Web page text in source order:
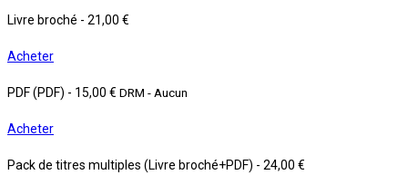
Livre broché - 21,00 €
Acheter
PDF (PDF) - 15,00 € DRM - Aucun
Acheter
Pack de titres multiples (Livre broché+PDF) - 24,00 €